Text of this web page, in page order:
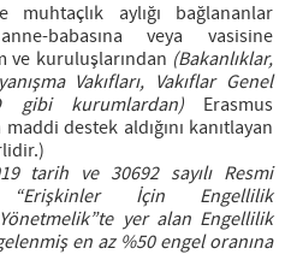
muhtaçlık aylığı bağlananlar
babasına veya vasisine
ve kuruluşlarından (Bakanlıklar,
Vakıfları, Vakıflar Genel
gibi kurumlardan)Erasmus
destek aldığını kanıtlayan
tarih ve 30692 sayılı Resmi
“Erişkinler İçin Engellilik
yer alan Engellilik
en az %50 engel oranına